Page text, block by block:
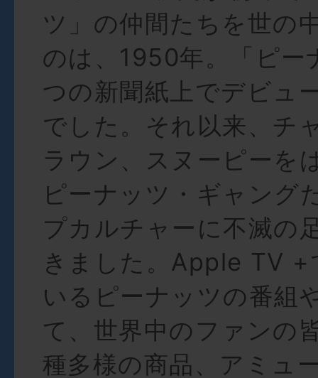
ツ」の仲間たちを世の
のは、1950年。「ピー
つの新聞紙上でデビュ
でした。それ以来、チ
ラウン、スヌーピーを
ピーナッツ・ギャング
プカルチャーに不滅の
きました。Apple TV +
いるピーナッツの番組
て、世界中のファンの
種多様の商品、アミュ